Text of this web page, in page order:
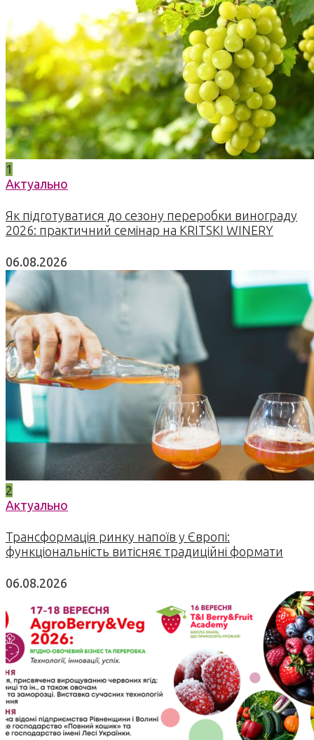
1
Актуально
Як підготуватися до сезону переробки винограду
2026: практичний семінар на KRITSKI WINERY
06.08.2026
2
Актуально
Трансформація ринку напоїв у Європі:
функціональність витісняє традиційні формати
06.08.2026